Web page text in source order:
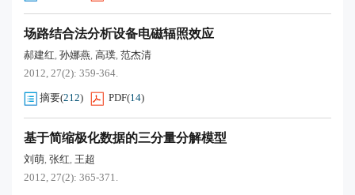
场路结合法分析设备电磁辐照效应
郝建红, 孙娜燕, 高璞, 范杰清
2012, 27(2): 359-364.
摘要(212) PDF(14)
基于简缩极化数据的三分量分解模型
刘萌, 张红, 王超
2012, 27(2): 365-371.